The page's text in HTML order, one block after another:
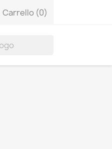
Carrello (0)